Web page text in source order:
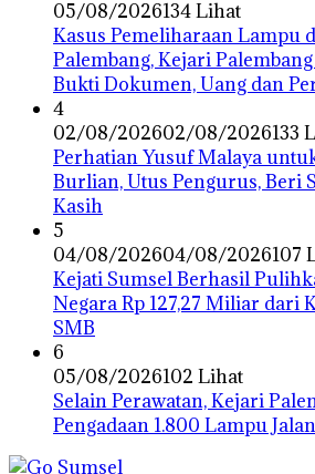
05/08/2026134 Lihat
Kasus Pemeliharaan Lampu
Palembang, Kejari
Bukti Dokumen, Uang dan
4
02/08/202602/08/2026133
Perhatian Yusuf Malaya
Burlian, Utus Pengurus, Beri
Kasih
5
04/08/202604/08/2026107
Kejati Sumsel Berhasil
Negara Rp 127,27 Miliar dari
SMB
6
05/08/2026102 Lihat
Selain Perawatan, Kejari
Pengadaan 1.800 Lampu